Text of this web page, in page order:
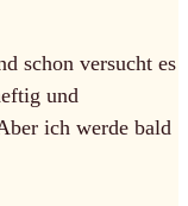
schon versucht es
und
ich werde bald